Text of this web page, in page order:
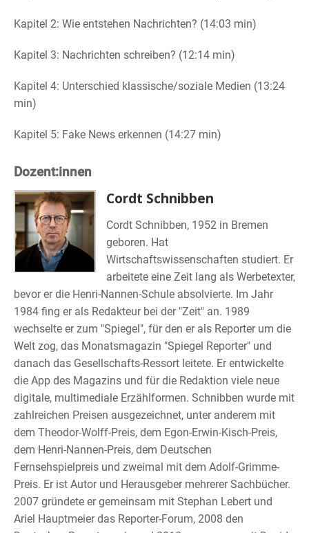
Kapitel 2: Wie entstehen Nachrichten? (14:03 min)
Kapitel 3: Nachrichten schreiben? (12:14 min)
Kapitel 4: Unterschied klassische/soziale Medien (13:24
min)
Kapitel 5: Fake News erkennen (14:27 min)
Dozent:innen
Cordt Schnibben
Cordt Schnibben, 1952 in Bremen
geboren. Hat
Wirtschaftswissenschaften studiert. Er
arbeitete eine Zeit lang als Werbetexter,
bevor er die Henri-Nannen-Schule absolvierte. Im Jahr
1984 fing er als Redakteur bei der "Zeit" an. 1989
wechselte er zum "Spiegel", für den er als Reporter um die
Welt zog, das Monatsmagazin "Spiegel Reporter" und
danach das Gesellschafts-Ressort leitete. Er entwickelte
die App des Magazins und für die Redaktion viele neue
digitale, multimediale Erzählformen. Schnibben wurde mit
zahlreichen Preisen ausgezeichnet, unter anderem mit
dem Theodor-Wolff-Preis, dem Egon-Erwin-Kisch-Preis,
dem Henri-Nannen-Preis, dem Deutschen
Fernsehspielpreis und zweimal mit dem Adolf-Grimme-
Preis. Er ist Autor und Herausgeber mehrerer Sachbücher.
2007 gründete er gemeinsam mit Stephan Lebert und
Ariel Hauptmeier das Reporter-Forum, 2008 den